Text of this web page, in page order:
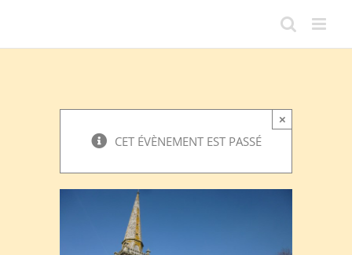
CET ÉVÈNEMENT EST PASSÉ
×